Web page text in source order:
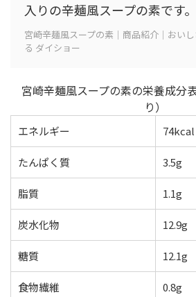
入りの辛麺風スープの素です。
宮崎辛麺風スープの素｜商品紹介｜おい
る ダイショー
宮崎辛麺風スープの素の栄養成分
り）
エネルギー 74kcal
たんぱく質 3.5g
脂質 1.1g
炭水化物 12.9g
糖質 12.1g
食物繊維 0.8g